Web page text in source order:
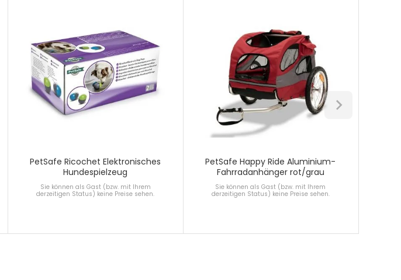
PetSafe Ricochet Elektronisches
Hundespielzeug
Sie können als Gast (bzw. mit Ihrem
derzeitigen Status) keine Preise sehen.
PetSafe Happy Ride Aluminium-
Fahrradanhänger rot/grau
Sie können als Gast (bzw. mit Ihrem
derzeitigen Status) keine Preise sehen.